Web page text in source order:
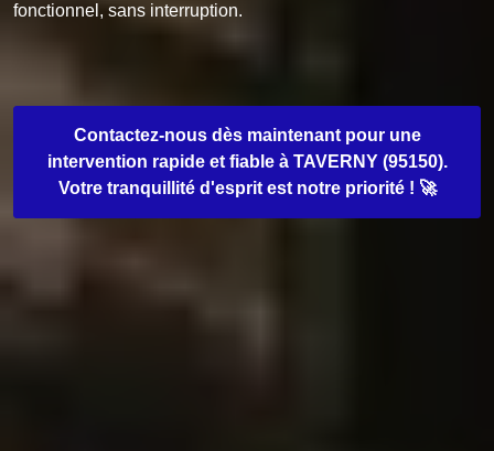
fonctionnel, sans interruption.
Contactez-nous dès maintenant pour une
intervention rapide et fiable à TAVERNY (95150).
Votre tranquillité d'esprit est notre priorité ! 🚀